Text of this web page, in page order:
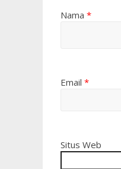
Nama *
Email *
Situs Web